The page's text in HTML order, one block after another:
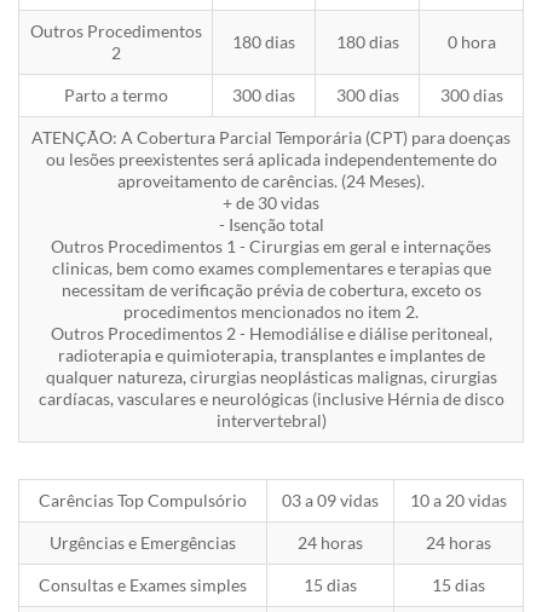
Outros Procedimentos
2
180 dias 180 dias 0 hora
Parto a termo 300 dias 300 dias 300 dias
ATENÇÃO: A Cobertura Parcial Temporária (CPT) para doenças
ou lesões preexistentes será aplicada independentemente do
aproveitamento de carências. (24 Meses).
+ de 30 vidas
- Isenção total
Outros Procedimentos 1 - Cirurgias em geral e internações
clinicas, bem como exames complementares e terapias que
necessitam de verificação prévia de cobertura, exceto os
procedimentos mencionados no item 2.
Outros Procedimentos 2 - Hemodiálise e diálise peritoneal,
radioterapia e quimioterapia, transplantes e implantes de
qualquer natureza, cirurgias neoplásticas malignas, cirurgias
cardíacas, vasculares e neurológicas (inclusive Hérnia de disco
intervertebral)
Carências Top Compulsório 03 a 09 vidas 10 a 20 vidas
Urgências e Emergências 24 horas 24 horas
Consultas e Exames simples 15 dias 15 dias